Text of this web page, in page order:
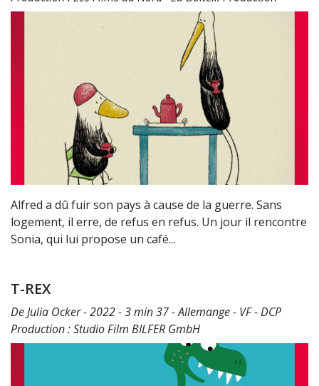
Alfred a dû fuir son pays à cause de la guerre. Sans
logement, il erre, de refus en refus. Un jour il rencontre
Sonia, qui lui propose un café...
T-REX
De Julia Ocker - 2022 - 3 min 37 - Allemange - VF - DCP
Production : Studio Film BILFER GmbH